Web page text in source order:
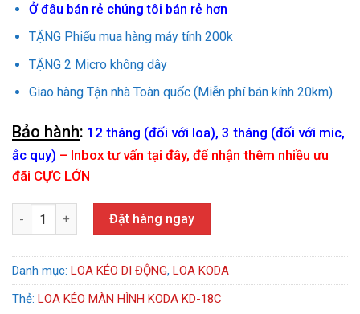
Ở đâu bán rẻ chúng tôi bán rẻ hơn
TẶNG Phiếu mua hàng máy tính 200k
TẶNG 2 Micro không dây
Giao hàng Tận nhà Toàn quốc (Miễn phí bán kính 20km)
Bảo hành: 12 tháng (đối với loa), 3 tháng (đối với mic,
ắc quy) – Inbox tư vấn tại đây, để nhận thêm nhiều ưu
đãi CỰC LỚN
LOA KÉO MÀN HÌNH KODA KD-18C số lượng
Đặt hàng ngay
Danh mục: LOA KÉO DI ĐỘNG, LOA KODA
Thẻ: LOA KÉO MÀN HÌNH KODA KD-18C